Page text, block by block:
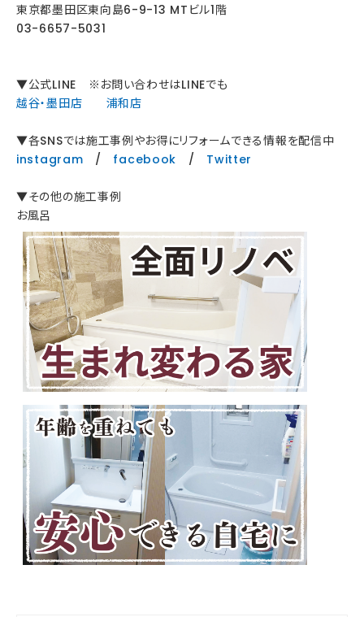
東京都墨田区東向島6-9-13 MTビル1階
03-6657-5031
▼公式LINE ※お問い合わせはLINEでも
越谷・墨田店
浦和店
▼各SNSでは施工事例やお得にリフォームできる情報を配信中
instagram / facebook / Twitter
▼その他の施工事例
お風呂